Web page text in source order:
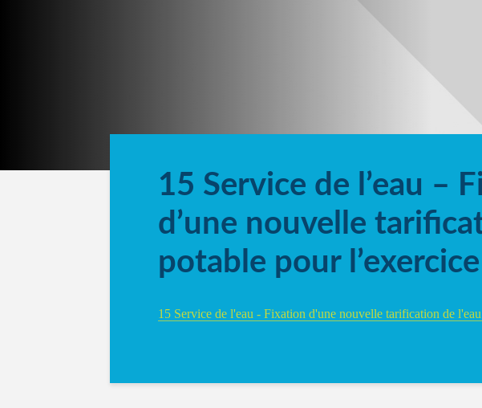
15 Service de l’eau –
d’une nouvelle
potable pour
15 Service de l'eau - Fixation d'une nouvelle tarification de